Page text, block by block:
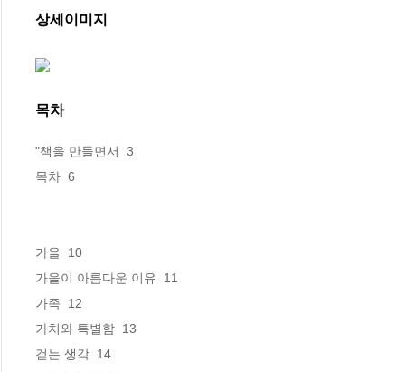
상세이미지
목차
"책을 만들면서  3
목차  6
가을  10
가을이 아름다운 이유  11
가족  12
가치와 특별함  13
걷는 생각  14